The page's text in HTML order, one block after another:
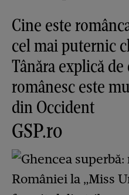
Cine este
cel mai puternic
Tânăra explică
românesc este
din Occident
GSP.ro